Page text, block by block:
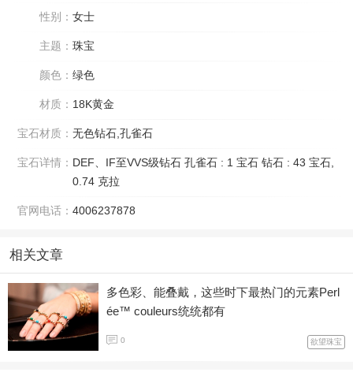
性别： 女士
主题： 珠宝
颜色： 绿色
材质： 18K黄金
宝石材质： 无色钻石,孔雀石
宝石详情： DEF、IF至VVS级钻石 孔雀石 : 1 宝石 钻石 : 43 宝石,
0.74 克拉
官网电话： 4006237878
相关文章
多色彩、能叠戴，这些时下最热门的元素Perl
ée™ couleurs统统都有
0 欲望珠宝